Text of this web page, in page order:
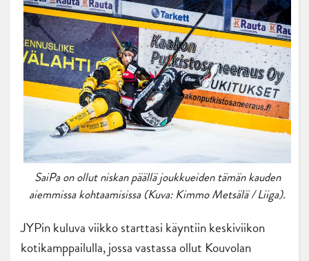
SaiPa on ollut niskan päällä joukkueiden tämän kauden
aiemmissa kohtaamisissa (Kuva: Kimmo Metsälä / Liiga).
JYPin kuluva viikko starttasi käyntiin keskiviikon
kotikamppailulla, jossa vastassa ollut Kouvolan